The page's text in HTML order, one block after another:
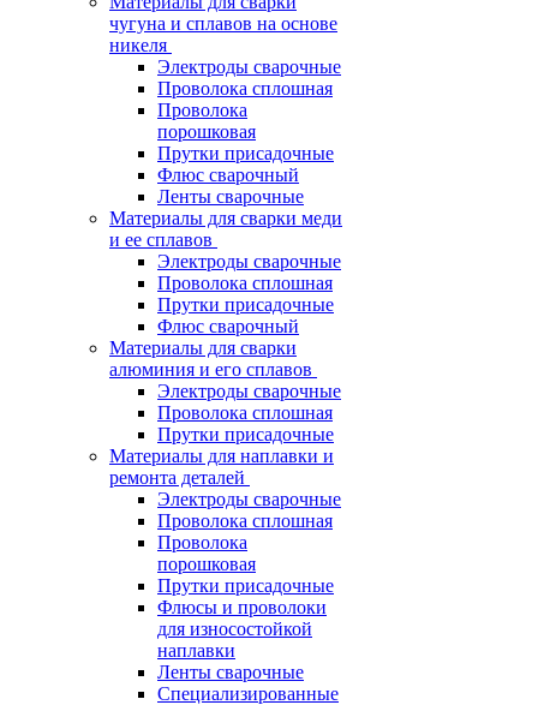
чугуна и сплавов на основе
никеля
Электроды сварочные
Проволока сплошная
Проволока
порошковая
Прутки присадочные
Флюс сварочный
Ленты сварочные
Материалы для сварки меди
и ее сплавов
Электроды сварочные
Проволока сплошная
Прутки присадочные
Флюс сварочный
Материалы для сварки
алюминия и его сплавов
Электроды сварочные
Проволока сплошная
Прутки присадочные
Материалы для наплавки и
ремонта деталей
Электроды сварочные
Проволока сплошная
Проволока
порошковая
Прутки присадочные
Флюсы и проволоки
для износостойкой
наплавки
Ленты сварочные
Специализированные